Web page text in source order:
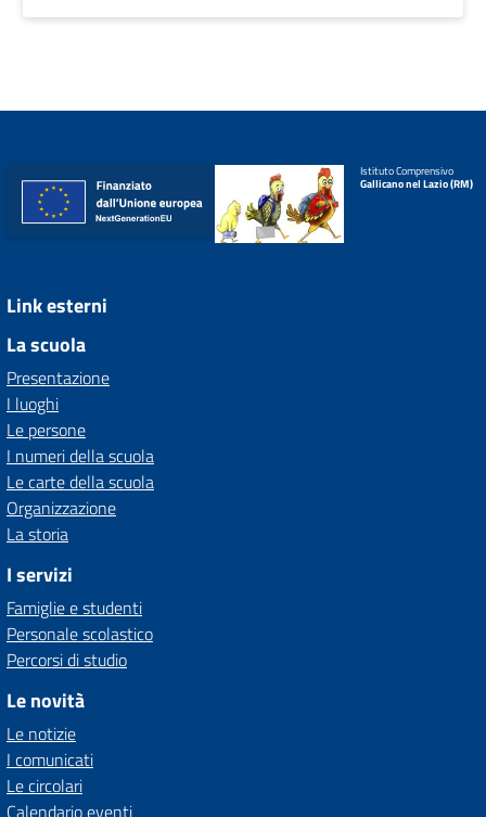
Istituto Comprensivo
Gallicano nel Lazio (RM)
Link esterni
La scuola
Presentazione
I luoghi
Le persone
I numeri della scuola
Le carte della scuola
Organizzazione
La storia
I servizi
Famiglie e studenti
Personale scolastico
Percorsi di studio
Le novità
Le notizie
I comunicati
Le circolari
Calendario eventi